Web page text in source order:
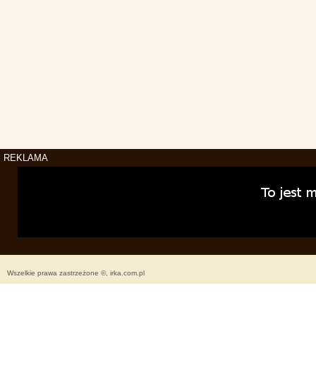
REKLAMA
Wszelkie prawa zastrzeżone ©, irka.com.pl